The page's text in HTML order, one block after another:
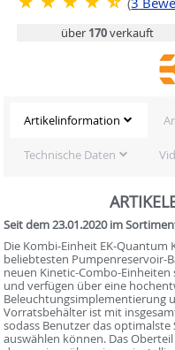
über 170verkauft
Artikelinformation
Technische Daten
Seit dem 23.01.2020 im
Die Kombi-Einheit EK-Quantum
beliebtesten Pumpenreservoir-
neuen Kinetic-Combo-
und verfügen über eine
Beleuchtungsimplementierung
Vorratsbehälter ist mit
sodass Benutzer das
auswählen können. Das